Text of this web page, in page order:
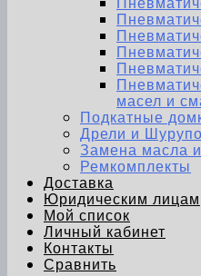
масел и
Подкатные
Дрели и
Замена масла
Ремкомплекты
Доставка
Юридическим лицам
Мой список
Личный кабинет
Контакты
Сравнить